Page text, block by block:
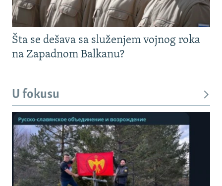
Šta se dešava sa služenjem vojnog roka
na Zapadnom Balkanu?
U fokusu